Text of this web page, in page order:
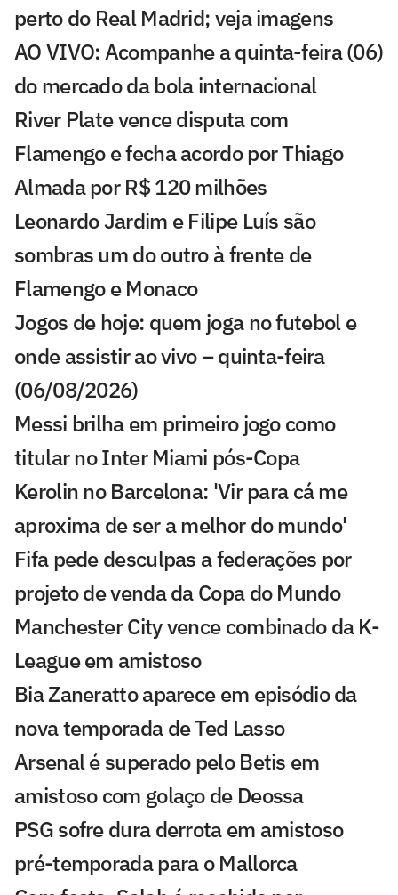
perto do Real Madrid; veja imagens
AO VIVO: Acompanhe a quinta-feira (06)
do mercado da bola internacional
River Plate vence disputa com
Flamengo e fecha acordo por Thiago
Almada por R$ 120 milhões
Leonardo Jardim e Filipe Luís são
sombras um do outro à frente de
Flamengo e Monaco
Jogos de hoje: quem joga no futebol e
onde assistir ao vivo – quinta-feira
(06/08/2026)
Messi brilha em primeiro jogo como
titular no Inter Miami pós-Copa
Kerolin no Barcelona: 'Vir para cá me
aproxima de ser a melhor do mundo'
Fifa pede desculpas a federações por
projeto de venda da Copa do Mundo
Manchester City vence combinado da K-
League em amistoso
Bia Zaneratto aparece em episódio da
nova temporada de Ted Lasso
Arsenal é superado pelo Betis em
amistoso com golaço de Deossa
PSG sofre dura derrota em amistoso
pré-temporada para o Mallorca